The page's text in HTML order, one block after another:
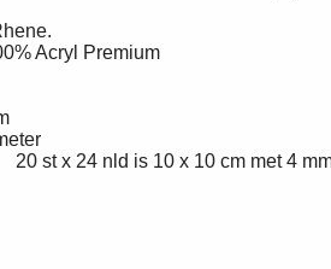
Acryl Premium
st x 24 nld is 10 x 10 cm met 4